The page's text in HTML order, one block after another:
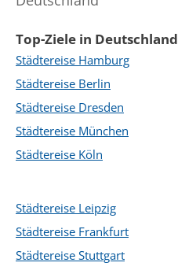
Top-Ziele in Deutschland
Städtereise Hamburg
Städtereise Berlin
Städtereise Dresden
Städtereise München
Städtereise Köln
Städtereise Leipzig
Städtereise Frankfurt
Städtereise Stuttgart